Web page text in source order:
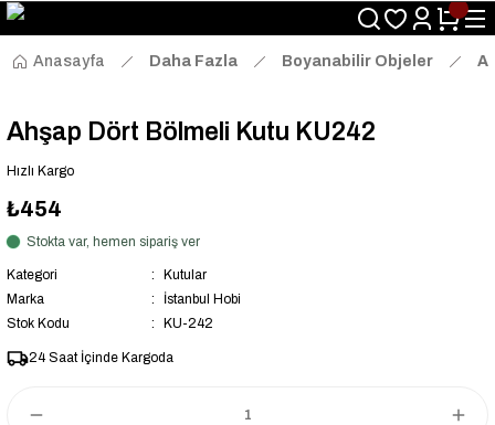
Size Özel "HG10" Kodu ile Sepette Hemen %10 İndirim Fırsatını
Kaçırmayın!
Anasayfa
Daha Fazla Boyanabilir Objeler
Ahşap Dört Bölmeli Kutu KU242
Hızlı Kargo
₺454
Stokta var, hemen sipariş ver
Kategori
Kutular
Marka
İstanbul Hobi
Stok Kodu
KU-242
24 Saat İçinde Kargoda